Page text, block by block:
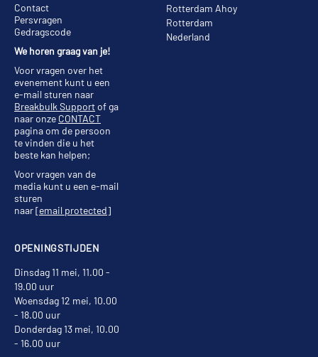
Rotterdam Ahoy
Rotterdam
Nederland
OPENINGSTIJDEN
Dinsdag 11 mei, 11.00 -
19.00 uur
Woensdag 12 mei, 10.00
- 18.00 uur
Donderdag 13 mei, 10.00
- 16.00 uur
Contact
Persvragen
Gedragscode
We horen graag van je!
Voor vragen over het
evenement kunt u een
e-mail sturen naar
Breakbulk Supportof ga
naar onze CONTACT
pagina om de persoon
te vinden die u het
beste kan helpen;
Voor vragen van de
media kunt u een e-mail
sturen
naar[email protected]